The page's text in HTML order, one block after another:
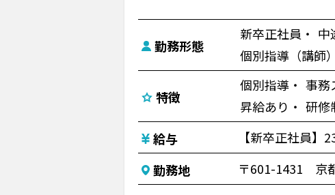
勤務形態
新卒正社員 中
個別指導（講師）
特徴
個別指導 事務
昇給あり
研修
給与
【新卒正社員
勤務地
〒601-1431 京